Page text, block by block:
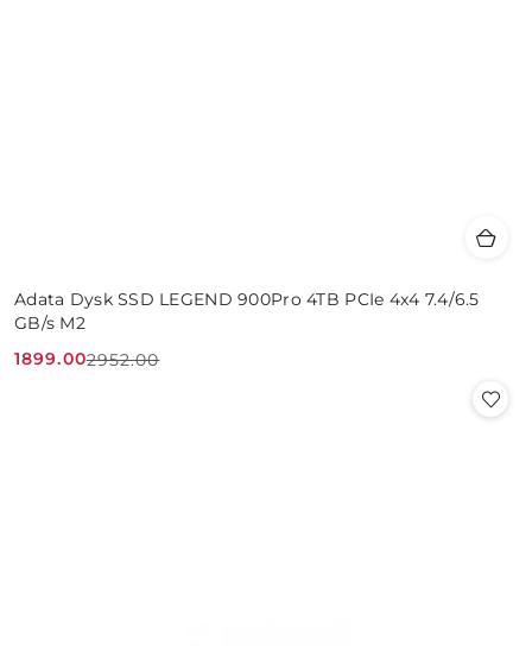
Adata Dysk SSD LEGEND 900Pro 4TB PCIe 4x4 7.4/6.5
GB/s M2
Cena
1899.00
Cena
2952.00